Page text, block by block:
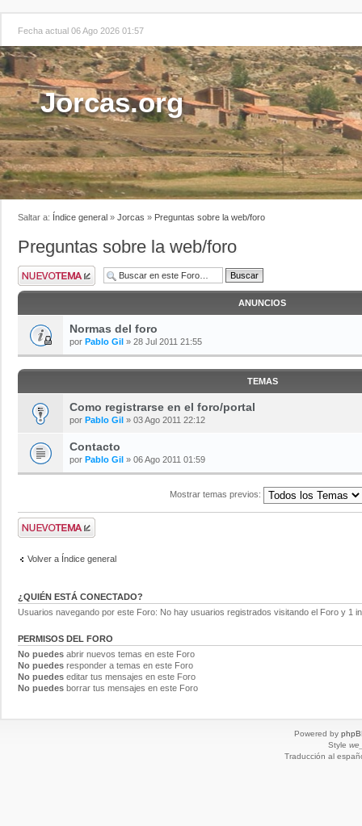
Fecha actual 06 Ago 2026 01:57
Jorcas.org
Saltar a: Índice general » Jorcas » Preguntas sobre la web/foro
Preguntas sobre la web/foro
ANUNCIOS
Normas del foro
por Pablo Gil » 28 Jul 2011 21:55
TEMAS
Como registrarse en el foro/portal
por Pablo Gil » 03 Ago 2011 22:12
Contacto
por Pablo Gil » 06 Ago 2011 01:59
Mostrar temas previos:
Volver a Índice general
¿QUIÉN ESTÁ CONECTADO?
Usuarios navegando por este Foro: No hay usuarios registrados visitando el Foro y 1
PERMISOS DEL FORO
No puedes abrir nuevos temas en este Foro
No puedes responder a temas en este Foro
No puedes editar tus mensajes en este Foro
No puedes borrar tus mensajes en este Foro
Powered by
Style
Traducción al